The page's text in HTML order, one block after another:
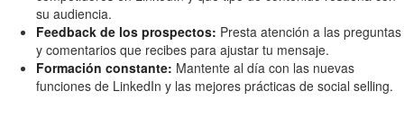
su audiencia.
Feedback de los prospectos: Presta atención a las preguntas
y comentarios que recibes para ajustar tu mensaje.
Formación constante: Mantente al día con las nuevas
funciones de LinkedIn y las mejores prácticas de social selling.